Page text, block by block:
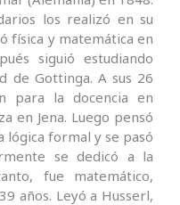
los realizó en su
física y matemática en
siguió estudiando
de Gottinga. A sus 26
para la docencia en
en Jena. Luego pensó
lógica formal y se pasó
se dedicó a la
fue matemático,
años. Leyó a Husserl,